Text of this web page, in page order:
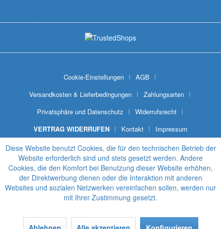
Cookie-Einstellungen
AGB
Versandkosten & Lieferbedingungen
Zahlungsarten
Privatsphäre und Datenschutz
Widerrufsrecht
VERTRAG WIDERRUFEN
Kontakt Impressum
Diese Website benutzt Cookies, die für den technischen Betrieb der
Website erforderlich sind und stets gesetzt werden. Andere
Cookies, die den Komfort bei Benutzung dieser Website erhöhen,
der Direktwerbung dienen oder die Interaktion mit anderen
Websites und sozialen Netzwerken vereinfachen sollen, werden nur
mit Ihrer Zustimmung gesetzt.